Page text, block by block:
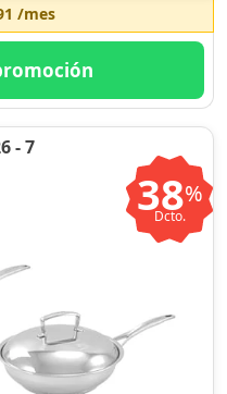
/mes
- 7
38%
Dcto.